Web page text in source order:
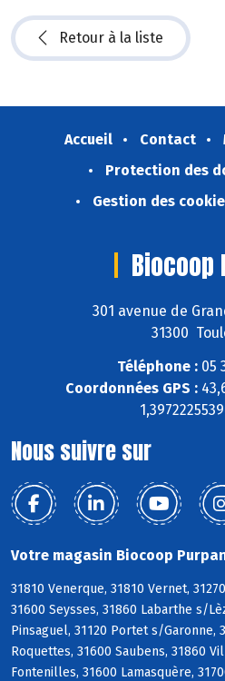
Retour à la liste
Accueil Contact
Protection des
Gestion des
Biocoop
301 avenue de
31300
Téléphone :05
Coordonnées GPS :
Nous suivre sur
Votre magasin Biocoop
31810 Venerque, 31810 Vernet,
31600 Seysses, 31860 Labarthe s/
Pinsaguel, 31120 Portet s/Garonne,
Roquettes, 31600 Saubens, 31860
Fontenilles, 31600 Lamasquère,